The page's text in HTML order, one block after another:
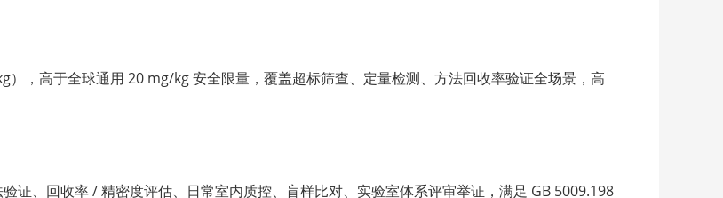
），高于全球通用 20 mg/kg 安全限量，覆盖超标筛查、定量检测、方法回收率验证全场景，高
验证、回收率 / 精密度评估、日常室内质控、盲样比对、实验室体系评审举证，满足 GB 5009.198